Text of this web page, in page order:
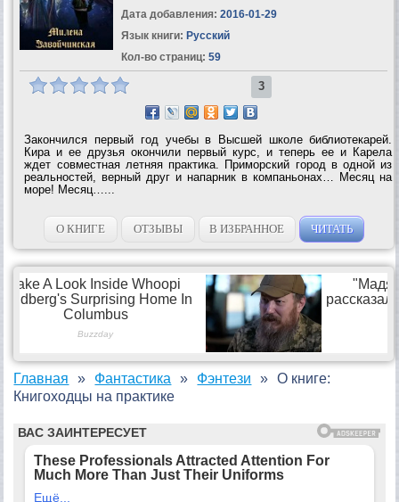
Дата добавления: 2016-01-29
Язык книги: Русский
Кол-во страниц: 59
3
Закончился первый год учебы в Высшей школе библиотекарей.
Кира и ее друзья окончили первый курс, и теперь ее и Карела
ждет совместная летняя практика. Приморский город в одной из
реальностей, верный друг и напарник в компаньонах… Месяц на
море! Месяц…...
О КНИГЕ ОТЗЫВЫ В ИЗБРАННОЕ ЧИТАТЬ
Главная Фантастика Фэнтези
О книге:
Книгоходцы на практике